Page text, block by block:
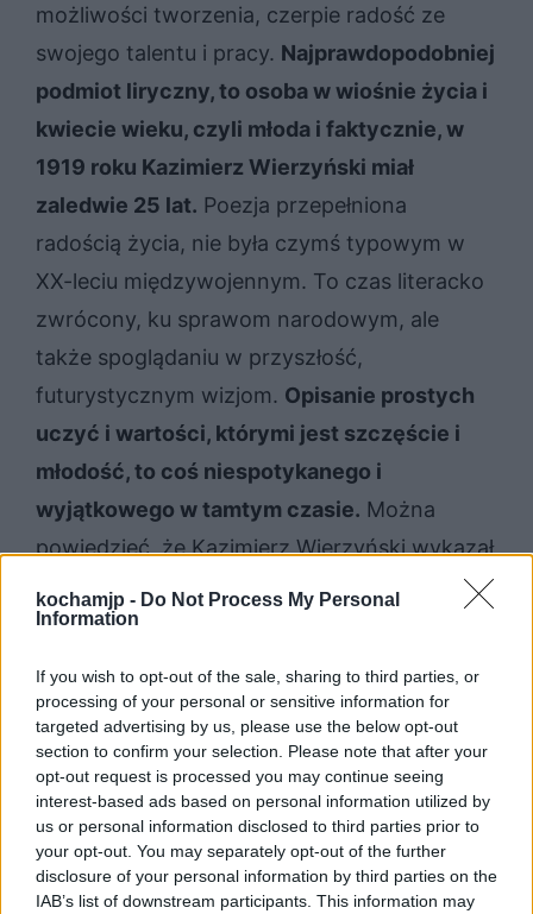
kochamjp - Do Not Process My Personal
Information
If you wish to opt-out of the sale, sharing to third parties, or
processing of your personal or sensitive information for
targeted advertising by us, please use the below opt-out
section to confirm your selection. Please note that after your
opt-out request is processed you may continue seeing
interest-based ads based on personal information utilized by
us or personal information disclosed to third parties prior to
your opt-out. You may separately opt-out of the further
disclosure of your personal information by third parties on the
IAB’s list of downstream participants. This information may
możliwości tworzenia, czerpie radość ze
swojego talentu i pracy. Najprawdopodobniej
podmiot liryczny, to osoba w wiośnie życia i
kwiecie wieku, czyli młoda i faktycznie, w
1919 roku Kazimierz Wierzyński miał
zaledwie 25 lat. Poezja przepełniona
radością życia, nie była czymś typowym w
XX-leciu międzywojennym. To czas literacko
zwrócony, ku sprawom narodowym, ale
także spoglądaniu w przyszłość,
futurystycznym wizjom. Opisanie prostych
uczyć i wartości, którymi jest szczęście i
młodość, to coś niespotykanego i
wyjątkowego w tamtym czasie. Można
powiedzieć, że Kazimierz Wierzyński wykazał
także że był indywidualistom. Spośród
wybrał akurat radość z tworzenia, szczęście
artysty, młodość i wiosnę w sercu.